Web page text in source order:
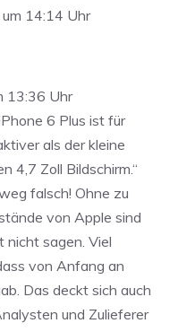
14:14 Uhr
13:36 Uhr
6 Plus ist für
als der kleine
4,7 Zoll Bildschirm.“
falsch! Ohne zu
von Apple sind
nicht sagen. Viel
von Anfang an
Das deckt sich auch
und Zulieferer